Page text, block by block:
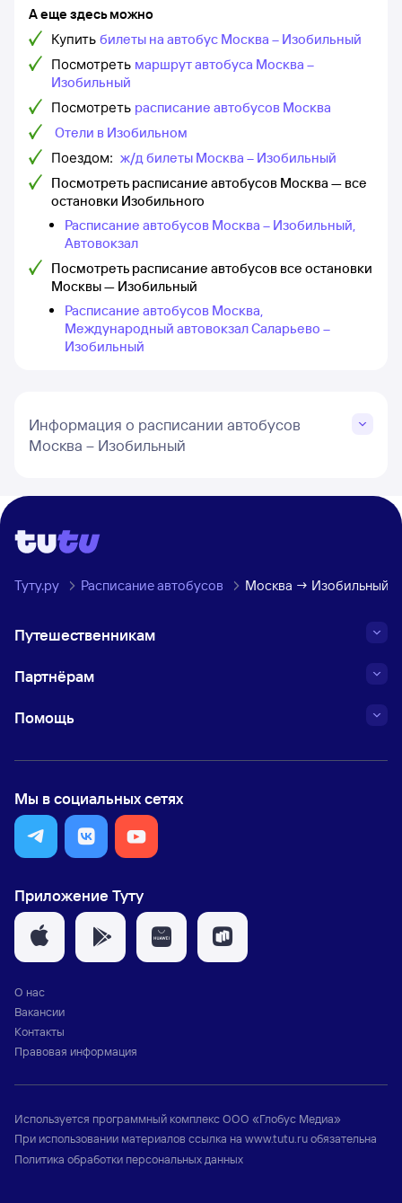
А еще здесь можно
Купить билеты на автобус Москва – Изобильный
Посмотреть маршрут автобуса Москва –
Изобильный
Посмотреть расписание автобусов Москва
Отели в Изобильном
Поездом: ж/д билеты Москва – Изобильный
Посмотреть расписание автобусов Москва — все
остановки Изобильного
Расписание автобусов Москва – Изобильный,
Автовокзал
Посмотреть расписание автобусов все остановки
Москвы — Изобильный
Расписание автобусов Москва,
Международный автовокзал Саларьево –
Изобильный
Информация о расписании автобусов
Москва – Изобильный
Туту.ру Расписание автобусов Москва → Изобильный
Путешественникам
Партнёрам
Помощь
Мы в социальных сетях
Приложение Туту
О нас
Вакансии
Контакты
Правовая информация
Используется программный комплексООО «Глобус Медиа»
При использовании материалов ссылка на www.tutu.ruобязательна
Политика обработки персональных данных